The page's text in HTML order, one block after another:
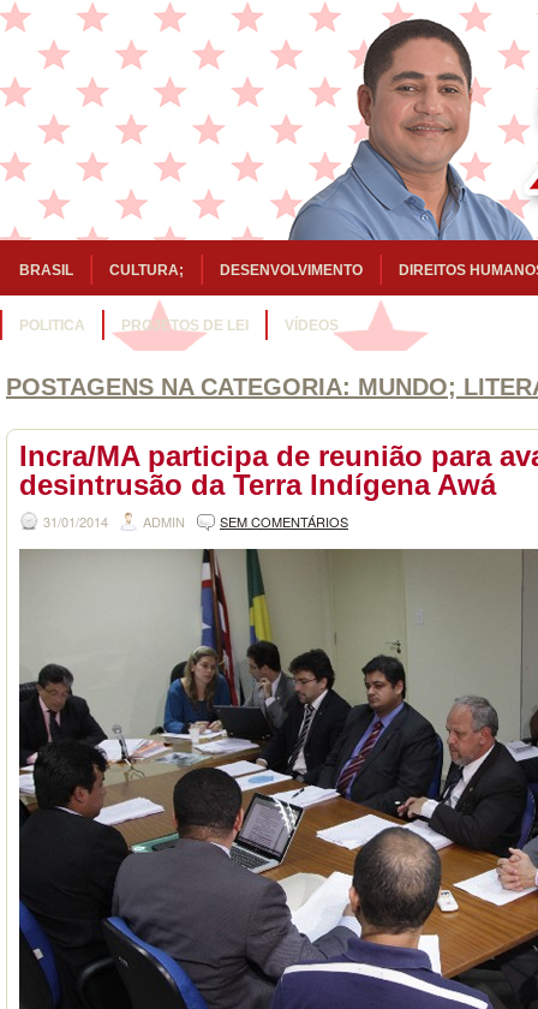
BRASIL CULTURA; DESENVOLVIMENTO DIREITOS
POLITICA PROJETOS DE LEI VÍDEOS
POSTAGENS NA CATEGORIA: MUNDO;
Incra/MA participa de reunião para
desintrusão da Terra Indígena Awá
31/01/2014 ADMIN SEM COMENTÁRIOS